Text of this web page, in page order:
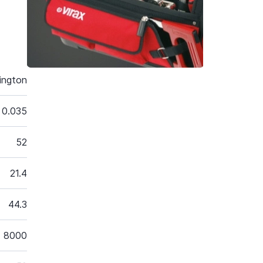
0.035
52
21.4
44.3
8000